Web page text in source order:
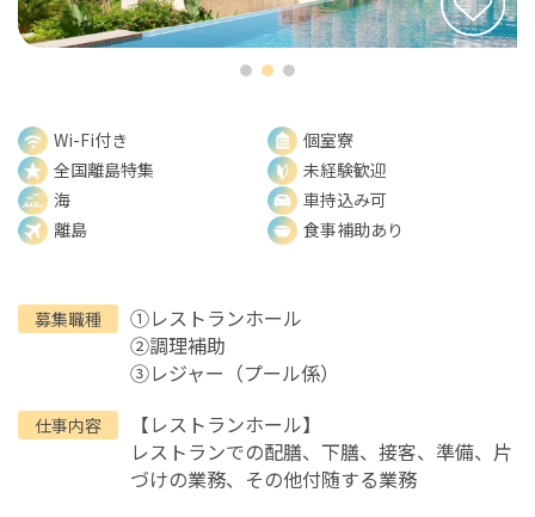
Wi-Fi付き
個室寮
全国離島特集
未経験歓迎
海
車持込み可
離島
食事補助あり
募集職種
①レストランホール
②調理補助
③レジャー（プール係）
仕事内容
【レストランホール】
レストランでの配膳、下膳、接客、準備、片
づけの業務、その他付随する業務